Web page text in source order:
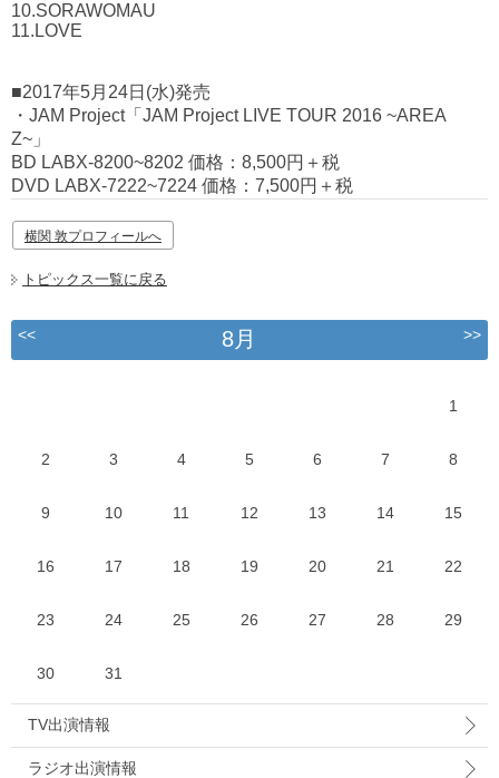
10.SORAWOMAU
11.LOVE
■2017年5月24日(水)発売
・JAM Project「JAM Project LIVE TOUR 2016 ~AREA
Z~」
BD LABX-8200~8202 価格：8,500円＋税
DVD LABX-7222~7224 価格：7,500円＋税
横関 敦プロフィールへ
トピックス一覧に戻る
<< 8月 >>
1
2 3 4 5 6 7 8
9 10 11 12 13 14 15
16 17 18 19 20 21 22
23 24 25 26 27 28 29
30 31
TV出演情報
ラジオ出演情報